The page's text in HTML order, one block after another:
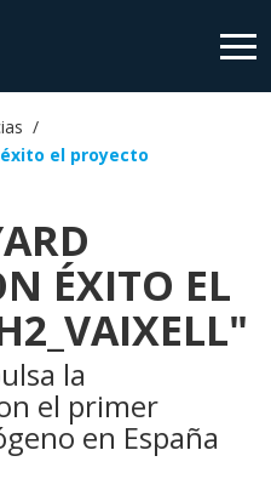
éxito el proyecto
ÉXITO EL
la
el primer
en España